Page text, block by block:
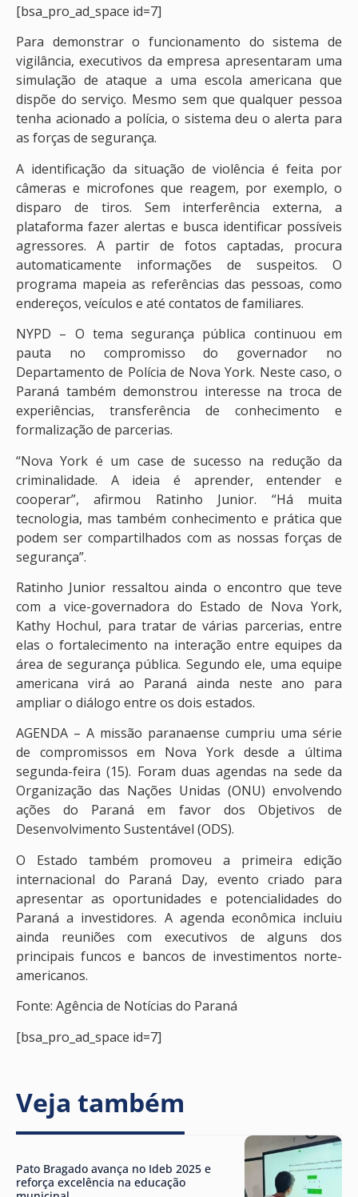
[bsa_pro_ad_space id=7]
Para demonstrar o funcionamento do sistema de
vigilância, executivos da empresa apresentaram uma
simulação de ataque a uma escola americana que
dispõe do serviço. Mesmo sem que qualquer pessoa
tenha acionado a polícia, o sistema deu o alerta para
as forças de segurança.
A identificação da situação de violência é feita por
câmeras e microfones que reagem, por exemplo, o
disparo de tiros. Sem interferência externa, a
plataforma fazer alertas e busca identificar possíveis
agressores. A partir de fotos captadas, procura
automaticamente informações de suspeitos. O
programa mapeia as referências das pessoas, como
endereços, veículos e até contatos de familiares.
NYPD – O tema segurança pública continuou em
pauta no compromisso do governador no
Departamento de Polícia de Nova York. Neste caso, o
Paraná também demonstrou interesse na troca de
experiências, transferência de conhecimento e
formalização de parcerias.
“Nova York é um case de sucesso na redução da
criminalidade. A ideia é aprender, entender e
cooperar”, afirmou Ratinho Junior. “Há muita
tecnologia, mas também conhecimento e prática que
podem ser compartilhados com as nossas forças de
segurança”.
Ratinho Junior ressaltou ainda o encontro que teve
com a vice-governadora do Estado de Nova York,
Kathy Hochul, para tratar de várias parcerias, entre
elas o fortalecimento na interação entre equipes da
área de segurança pública. Segundo ele, uma equipe
americana virá ao Paraná ainda neste ano para
ampliar o diálogo entre os dois estados.
AGENDA – A missão paranaense cumpriu uma série
de compromissos em Nova York desde a última
segunda-feira (15). Foram duas agendas na sede da
Organização das Nações Unidas (ONU) envolvendo
ações do Paraná em favor dos Objetivos de
Desenvolvimento Sustentável (ODS).
O Estado também promoveu a primeira edição
internacional do Paraná Day, evento criado para
apresentar as oportunidades e potencialidades do
Paraná a investidores. A agenda econômica incluiu
ainda reuniões com executivos de alguns dos
principais funcos e bancos de investimentos norte-
americanos.
Fonte: Agência de Notícias do Paraná
[bsa_pro_ad_space id=7]
Veja também
Pato Bragado avança no Ideb 2025 e
reforça excelência na educação